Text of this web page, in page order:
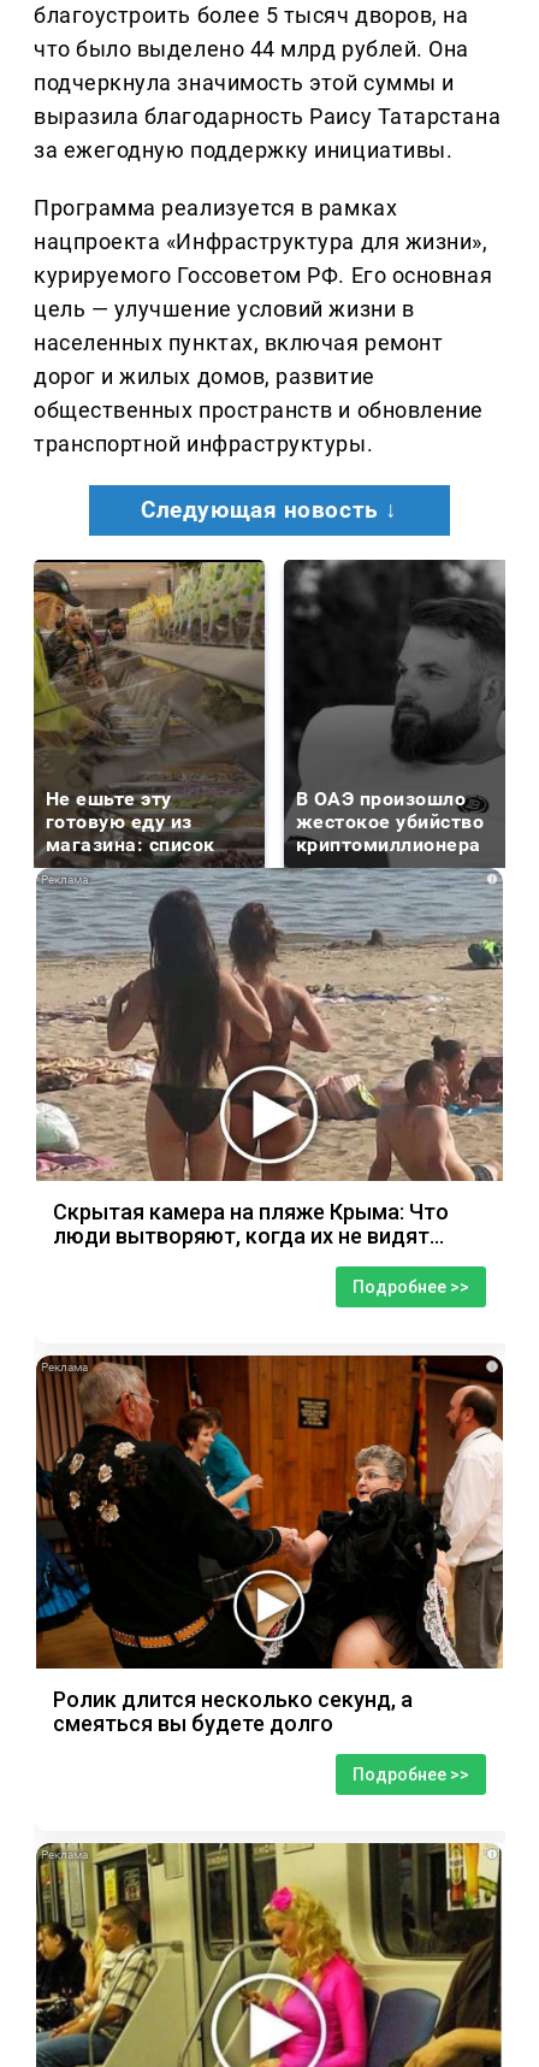
благоустроить более 5 тысяч дворов, на
что было выделено 44 млрд рублей. Она
подчеркнула значимость этой суммы и
выразила благодарность Раису Татарстана
за ежегодную поддержку инициативы.
Программа реализуется в рамках
нацпроекта «Инфраструктура для жизни»,
курируемого Госсоветом РФ. Его основная
цель — улучшение условий жизни в
населенных пунктах, включая ремонт
дорог и жилых домов, развитие
общественных пространств и обновление
транспортной инфраструктуры.
Следующая новость ↓
Не ешьте эту
готовую еду из
магазина: список
В ОАЭ произошло
жестокое убийство
криптомиллионера
i
Скрытая камера на пляже Крыма: Что
люди вытворяют, когда их не видят...
Подробнее >>
i
Ролик длится несколько секунд, а
смеяться вы будете долго
Подробнее >>
i